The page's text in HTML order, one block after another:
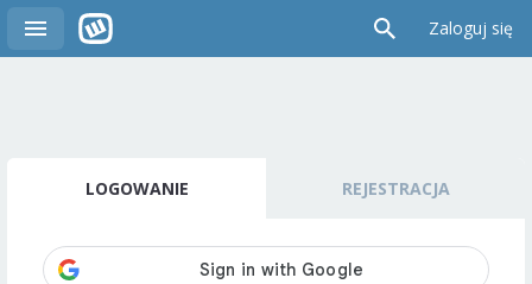
Zaloguj się
LOGOWANIE REJESTRACJA